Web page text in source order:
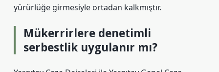
yürürlüğe girmesiyle ortadan kalkmıştır.
Mükerrirlere denetimli
serbestlik uygulanır mı?